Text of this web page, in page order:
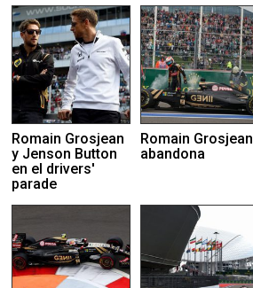
Romain Grosjean
y Jenson Button
en el drivers'
parade
Romain Grosjean
abandona